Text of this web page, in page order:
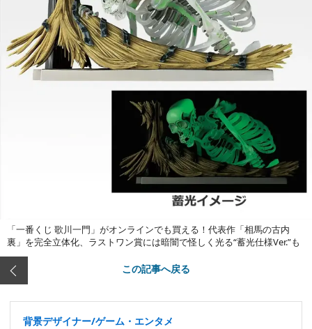
「一番くじ 歌川一門」がオンラインでも買える！代表作「相馬の古内
裏」を完全立体化、ラストワン賞には暗闇で怪しく光る“蓄光仕様Ver.”も
この記事へ戻る
背景デザイナー/ゲーム・エンタメ